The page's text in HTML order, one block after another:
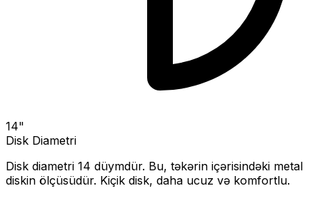
14"
Disk Diametri
Disk diametri 14 düymdür. Bu, təkərin içərisindəki metal
diskin ölçüsüdür. Kiçik disk, daha ucuz və komfortlu.